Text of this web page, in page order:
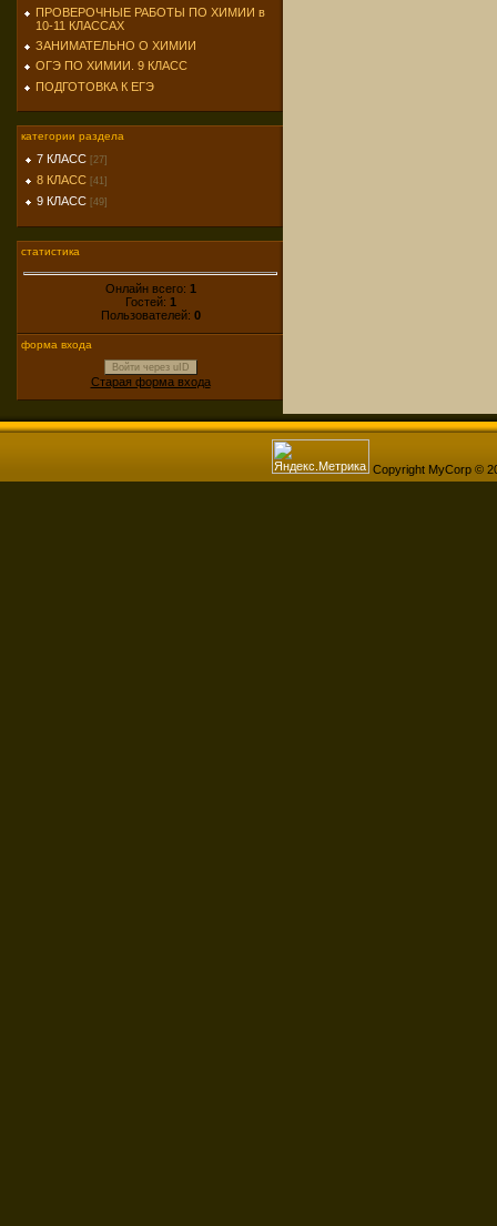
ПРОВЕРОЧНЫЕ РАБОТЫ ПО ХИМИИ в
10-11 КЛАССАХ
ЗАНИМАТЕЛЬНО О ХИМИИ
ОГЭ ПО ХИМИИ. 9 КЛАСС
ПОДГОТОВКА К ЕГЭ
категории раздела
7 КЛАСС [27]
8 КЛАСС [41]
9 КЛАСС [49]
статистика
Онлайн всего: 1
Гостей: 1
Пользователей: 0
форма входа
Войти через uID
Старая форма входа
Copyright MyCorp ©